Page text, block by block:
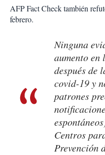
AFP Fact Check también
febrero.
Ninguna
aumento en
después de
covid-19 y
patrones
Centros
Prevención